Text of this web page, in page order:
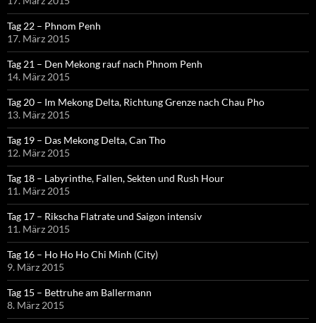
Tag 22 – Phnom Penh
17. März 2015
Tag 21 – Den Mekong rauf nach Phnom Penh
14. März 2015
Tag 20 – Im Mekong Delta, Richtung Grenze nach Chau Pho
13. März 2015
Tag 19 – Das Mekong Delta, Can Tho
12. März 2015
Tag 18 – Labyrinthe, Fallen, Sekten und Rush Hour
11. März 2015
Tag 17 – Rikscha Flatrate und Saigon intensiv
11. März 2015
Tag 16 – Ho Ho Ho Chi Minh (City)
9. März 2015
Tag 15 – Bettruhe am Ballermann
8. März 2015